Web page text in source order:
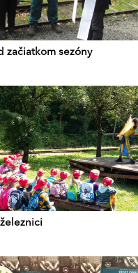
začiatkom sezóny